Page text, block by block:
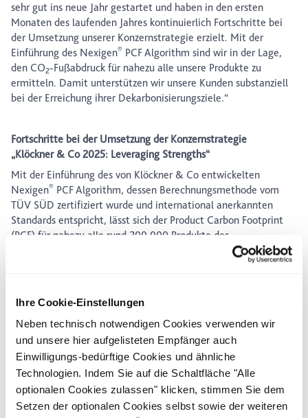
Ihre Cookie-Einstellungen
Neben technisch notwendigen Cookies verwenden wir
und unsere hier aufgelisteten Empfänger auch
Einwilligungs-bedürftige Cookies und ähnliche
Technologien. Indem Sie auf die Schaltfläche "Alle
optionalen Cookies zulassen" klicken, stimmen Sie dem
Setzen der optionalen Cookies selbst sowie der weiteren
sehr gut ins neue Jahr gestartet und haben in den ersten
Monaten des laufenden Jahres kontinuierlich Fortschritte bei
der Umsetzung unserer Konzernstrategie erzielt. Mit der
Einführung des Nexigen® PCF Algorithm sind wir in der Lage,
den CO2-Fußabdruck für nahezu alle unsere Produkte zu
ermitteln. Damit unterstützen wir unsere Kunden substanziell
bei der Erreichung ihrer Dekarbonisierungsziele.“
Fortschritte bei der Umsetzung der Konzernstrategie
„Klöckner & Co 2025: Leveraging Strengths“
Mit der Einführung des von Klöckner & Co entwickelten
Nexigen® PCF Algorithm, dessen Berechnungsmethode vom
TÜV SÜD zertifiziert wurde und international anerkannten
Standards entspricht, lässt sich der Product Carbon Footprint
(PCF) für nahezu alle rund 200.000 Produkte des
Unternehmens ermitteln. Die Kunden haben damit die
Möglichkeit, ihre Kaufentscheidung auf Basis wissenschaftlich
Emissionsdaten zu treffen. Mit dem neuen Service reagiert
Klöckner & Co auf die steigende Nachfrage nach CO
reduzierten Lösungen und transparenten Informationen zum
CO2-Fußabdruck der Produkte. Im ersten Quartal 2023
konnten bereits die ersten PCF-Deklarationen erfolgreich im
Zuge von Lieferungen von Produkten an Kunden von
Klöckner & Co übermittelt werden, darunter u. a. an die beiden
namhaften Partner Siemens Smart Infrastructure und ZF.